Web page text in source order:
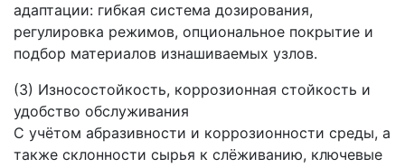
адаптации: гибкая система дозирования,
регулировка режимов, опциональное покрытие и
подбор материалов изнашиваемых узлов.
(3) Износостойкость, коррозионная стойкость и
удобство обслуживания
С учётом абразивности и коррозионности среды, а
также склонности сырья к слёживанию, ключевые